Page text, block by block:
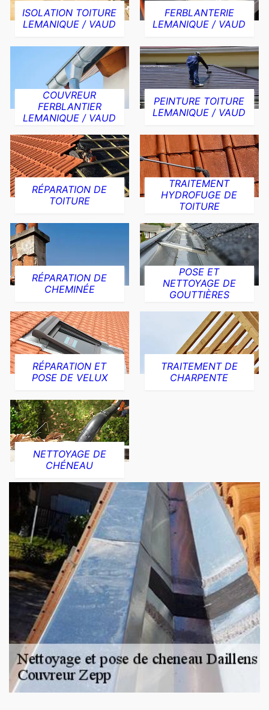
ISOLATION TOITURE
LEMANIQUE / VAUD
FERBLANTERIE
LEMANIQUE / VAUD
COUVREUR
FERBLANTIER
LEMANIQUE / VAUD
PEINTURE TOITURE
LEMANIQUE / VAUD
RÉPARATION DE
TOITURE
TRAITEMENT
HYDROFUGE DE
TOITURE
RÉPARATION DE
CHEMINÉE
POSE ET
NETTOYAGE DE
GOUTTIÈRES
RÉPARATION ET
POSE DE VELUX
TRAITEMENT DE
CHARPENTE
NETTOYAGE DE
CHÉNEAU